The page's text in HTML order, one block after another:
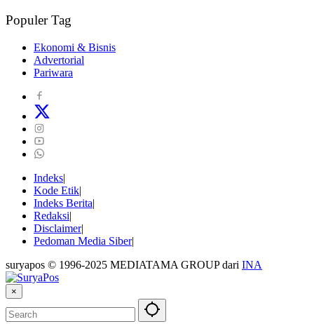
Populer Tag
Ekonomi & Bisnis
Advertorial
Pariwara
Indeks
Kode Etik
Indeks Berita
Redaksi
Disclaimer
Pedoman Media Siber
suryapos © 1996-2025 MEDIATAMA GROUP dari INA
×